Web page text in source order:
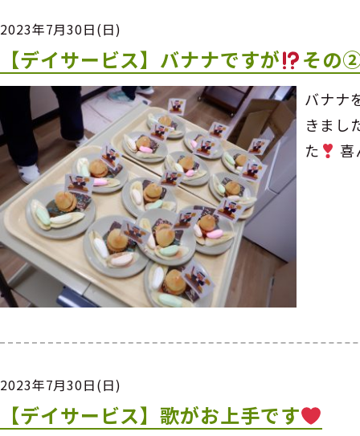
2023年7月30日(日)
【デイサービス】バナナですが その
バナナ
きまし
た
喜
2023年7月30日(日)
【デイサービス】歌がお上手です